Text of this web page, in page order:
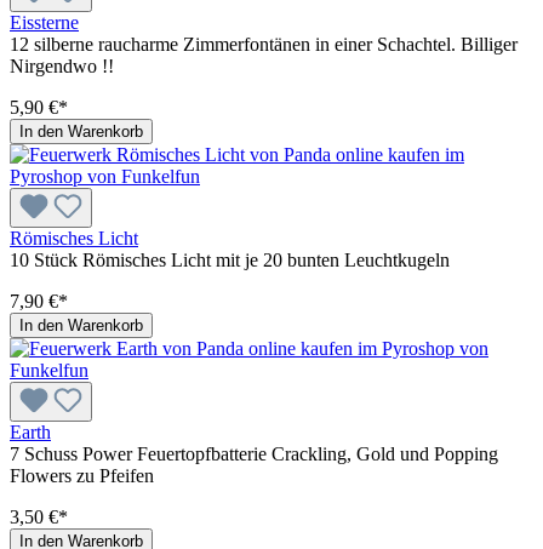
Eissterne
12 silberne raucharme Zimmerfontänen in einer Schachtel. Billiger
Nirgendwo !!
5,90 €*
In den Warenkorb
Römisches Licht
10 Stück Römisches Licht mit je 20 bunten Leuchtkugeln
7,90 €*
In den Warenkorb
Earth
7 Schuss Power Feuertopfbatterie Crackling, Gold und Popping
Flowers zu Pfeifen
3,50 €*
In den Warenkorb